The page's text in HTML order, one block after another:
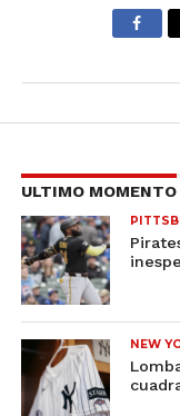
ULTIMO MOMENTO
NEW